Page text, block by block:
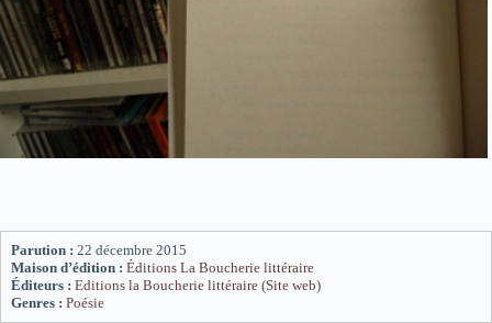
Parution : 22 décembre 2015
Maison d’édition : Éditions La Boucherie littéraire
Éditeurs : Editions la Boucherie littéraire(Site web)
Genres : Poésie